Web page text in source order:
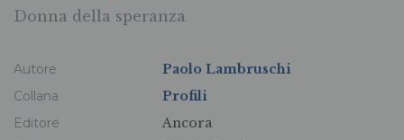
Donna della speranza
Autore
Paolo Lambruschi
Collana
Profili
Editore
Ancora